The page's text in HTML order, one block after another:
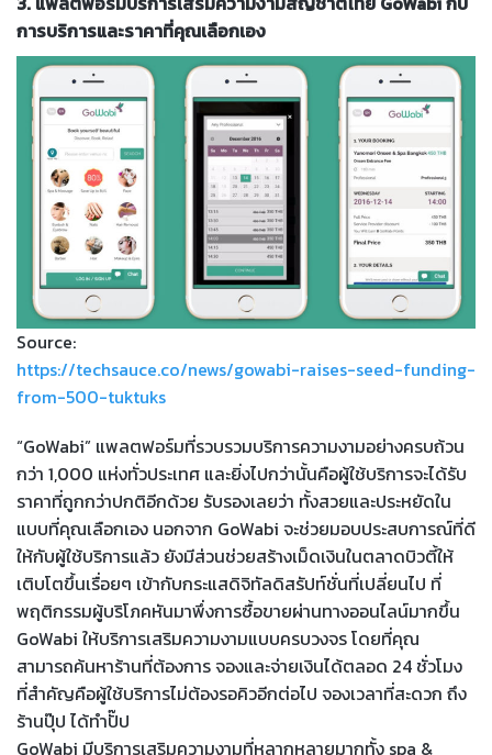
การบริการและราคาที่คุณเลือกเอง
Source:
https://techsauce.co/news/gowabi-raises-seed-funding-
from-500-tuktuks
“GoWabi” แพลตฟอร์มที่รวบรวมบริการความงามอย่างครบถ้วน
กว่า 1,000 แห่งทั่วประเทศ และยิ่งไปกว่านั้นคือผู้ใช้บริการจะได้รับ
ราคาที่ถูกกว่าปกติอีกด้วย รับรองเลยว่า ทั้งสวยและประหยัดใน
แบบที่คุณเลือกเอง นอกจาก GoWabi จะช่วยมอบประสบการณ์ที่ดี
ให้กับผู้ใช้บริการแล้ว ยังมีส่วนช่วยสร้างเม็ดเงินในตลาดบิวตี้ให้
เติบโตขึ้นเรื่อยๆ เข้ากับกระแสดิจิทัลดิสรัปท์ชั่นที่เปลี่ยนไป ที่
พฤติกรรมผู้บริโภคหันมาพึ่งการซื้อขายผ่านทางออนไลน์มากขึ้น
GoWabi ให้บริการเสริมความงามแบบครบวงจร โดยที่คุณ
สามารถค้นหาร้านที่ต้องการ จองและจ่ายเงินได้ตลอด 24 ชั่วโมง
ที่สำคัญคือผู้ใช้บริการไม่ต้องรอคิวอีกต่อไป จองเวลาที่สะดวก ถึง
ร้านปุ๊ป ได้ทำปั๊ป
GoWabi มีบริการเสริมความงามที่หลากหลายมากทั้ง spa &